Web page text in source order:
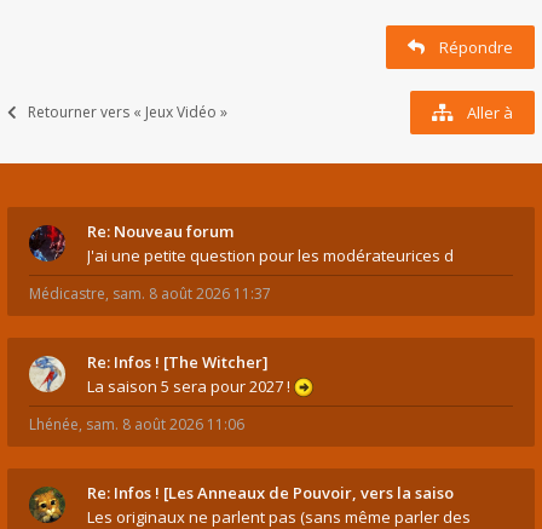
Répondre
Retourner vers « Jeux Vidéo » Aller à
Re: Nouveau forum
J'ai une petite question pour les modérateurices d
Médicastre, sam. 8 août 2026 11:37
Re: Infos ! [The Witcher]
La saison 5 sera pour 2027 !
Lhénée, sam. 8 août 2026 11:06
Re: Infos ! [Les Anneaux de Pouvoir, vers la saiso
Les originaux ne parlent pas (sans même parler des